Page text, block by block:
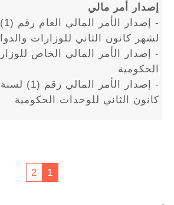
إصدار أمر مالي
لشهر كانون الثاني للوزارات
- إصدار الأمر المالي الخاص
الحكومية
كانون الثاني للوحدات الحكومية
1
2